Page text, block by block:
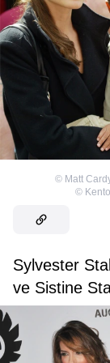
© Matt
©
Sylvester
ve Sistine